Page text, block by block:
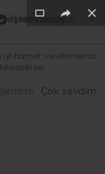
iyi hizmet verebilmemiz
Çok sevdim
×
×
×
×
İşlem Başarılı ×
tekrar deneyin ×